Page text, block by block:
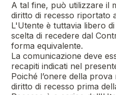
A tal fine, può utilizzare il
diritto di recesso riportato
L'Utente è tuttavia libero
scelta di recedere dal
forma equivalente.
La comunicazione deve
recapiti indicati nel
Poiché l’onere della prova
diritto di recesso prima